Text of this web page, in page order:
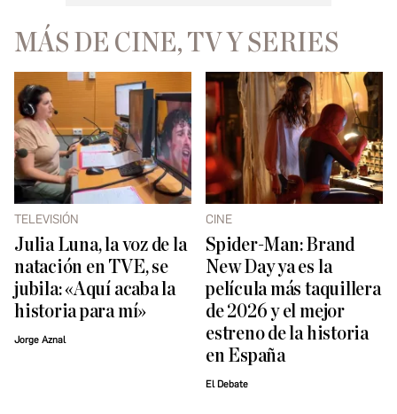
MÁS DE CINE, TV Y SERIES
TELEVISIÓN
Julia Luna, la voz de la
natación en TVE, se
jubila: «Aquí acaba la
historia para mí»
Jorge Aznal
CINE
Spider-Man: Brand
New Day ya es la
película más taquillera
de 2026 y el mejor
estreno de la historia
en España
El Debate